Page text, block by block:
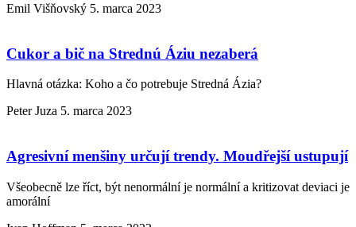
Emil Višňovský 5. marca 2023
Cukor a bič na Strednú Áziu nezaberá
Hlavná otázka: Koho a čo potrebuje Stredná Ázia?
Peter Juza 5. marca 2023
Agresivní menšiny určují trendy. Moudřejší ustupují
Všeobecně lze říct, být nenormální je normální a kritizovat deviaci je
amorální